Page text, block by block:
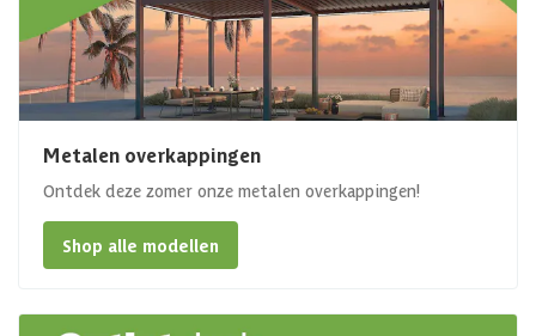
Metalen overkappingen
Ontdek deze zomer onze metalen overkappingen!
Shop alle modellen